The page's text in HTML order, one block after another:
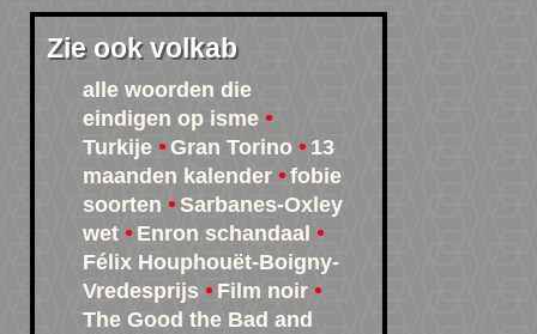
Zie ook volkab
alle woorden die
eindigen op isme
Turkije
Gran Torino
13
maanden kalender
fobie
soorten
Sarbanes-Oxley
wet
Enron schandaal
Félix Houphouët-Boigny-
Vredesprijs
Film noir
The Good the Bad and